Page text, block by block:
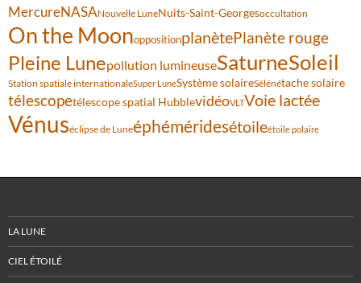
MercureNASANouvelle LuneNuits-Saint-Georgesoccultation
On the MoonoppositionplanètePlanète rouge
Pleine Lunepollution lumineuseSaturneSoleil
Station spatiale internationaleSuper LuneSystème solaireSélénétache solaire
télescopetélescope spatial HubblevidéoVLTVoie lactée
Vénuséclipse de Luneéphéméridesétoileétoile polaire
LA LUNE
CIEL ÉTOILÉ